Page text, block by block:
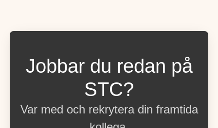
Jobbar du redan på
STC?
Var med och rekrytera din framtida